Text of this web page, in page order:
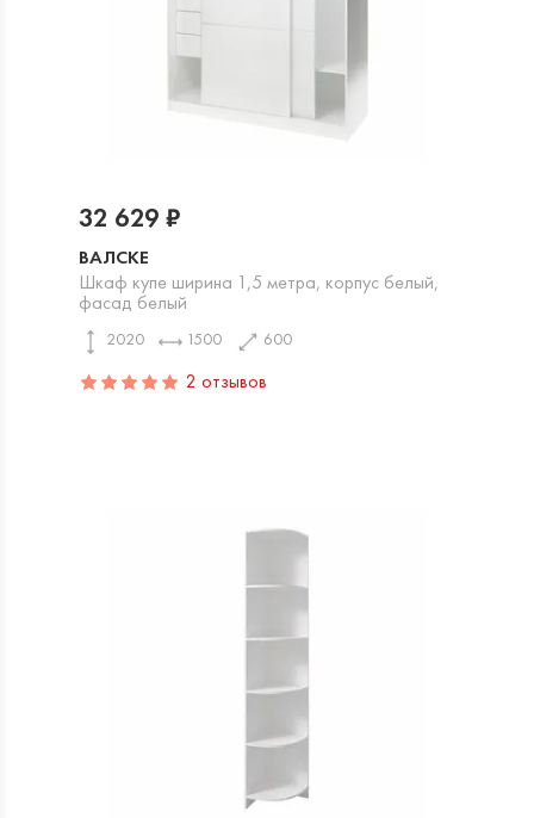
ВАЛСКЕ
Шкаф купе ширина 1,5 метра, корпус белый,
фасад белый
2020 1500 600
32 629 ₽
2 отзывов